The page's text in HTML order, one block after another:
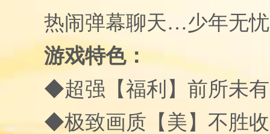
热闹弹幕聊天…少年无
游戏特色：
◆超强【福利】前所未
◆极致画质【美】不胜